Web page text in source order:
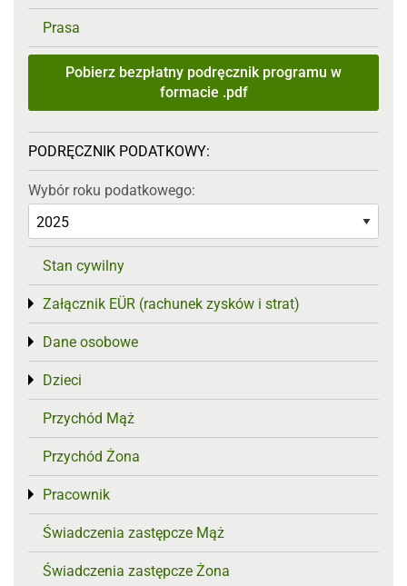
Prasa
Pobierz bezpłatny podręcznik programu w
formacie .pdf
PODRĘCZNIK PODATKOWY:
Wybór roku podatkowego:
Stan cywilny
Załącznik EÜR (rachunek zysków i strat)
Toggle menu
Dane osobowe
Toggle menu
Dzieci
Toggle menu
Przychód Mąż
Przychód Żona
Pracownik
Toggle menu
Świadczenia zastępcze Mąż
Świadczenia zastępcze Żona